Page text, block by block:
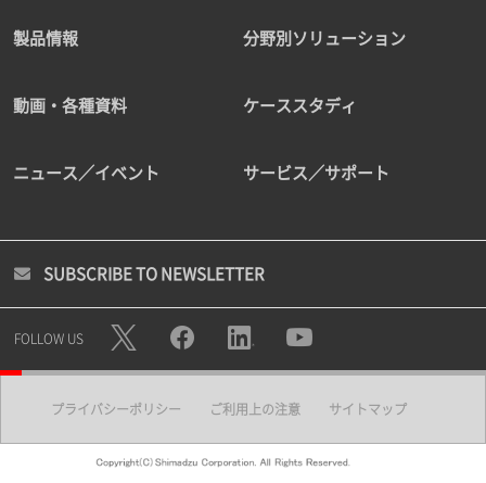
製品情報 分野別ソリューション
動画・各種資料 ケーススタディ
ニュース／イベント サービス／サポート
SUBSCRIBE TO NEWSLETTER
FOLLOW US
プライバシーポリシー ご利用上の注意 サイトマップ